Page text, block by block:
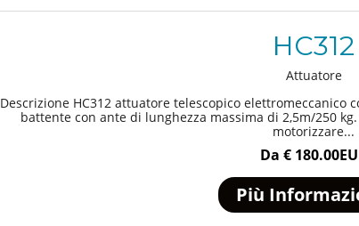
HC312
Attuatore
Descrizione HC312 attuatore telescopico elettromeccanico
battente con ante di lunghezza massima di 2,5m/250
motorizzare...
Da €
Più